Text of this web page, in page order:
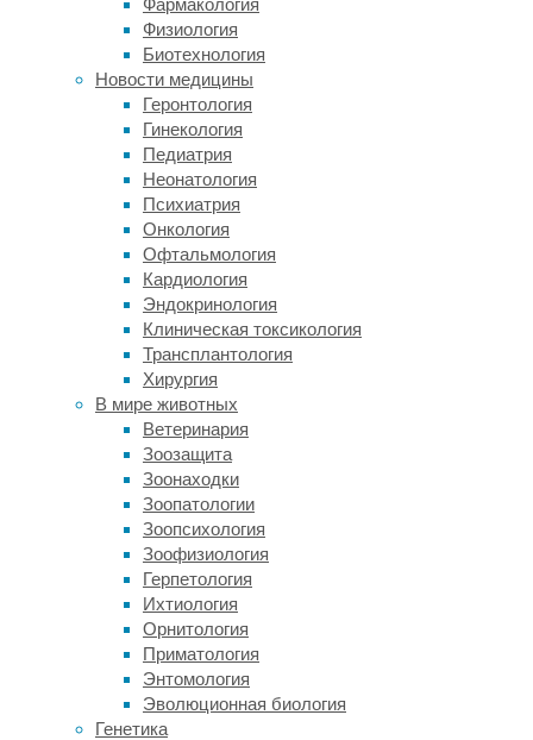
Фармакология
Физиология
Биотехнология
Новости медицины
Геронтология
Гинекология
Педиатрия
Неонатология
Психиатрия
Онкология
Офтальмология
Кардиология
Эндокринология
Клиническая токсикология
Трансплантология
Хирургия
В мире животных
Ветеринария
Зоозащита
Зоонаходки
Зоопатологии
Зоопсихология
Зоофизиология
Герпетология
Ихтиология
Орнитология
Приматология
Энтомология
Эволюционная биология
Генетика
Евразии.
Результаты
проделанной
работы
ученые
озвучили
во
время
доклада
на
Европейской
конференции
ассоциации
палеопатологов,
которая
этом
году
проходила
Лейдене.
этом
исследования
последних
говорят
том,